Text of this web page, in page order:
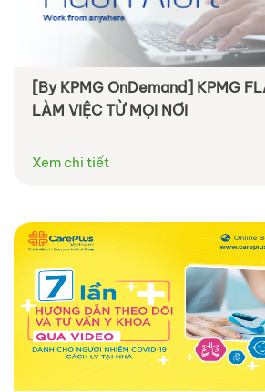
[By KPMG OnDemand] KPMG
LÀM VIỆC TỪ MỌI NƠI
Xem chi tiết